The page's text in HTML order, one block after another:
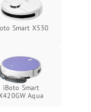
Smart X530
iBoto Smart
Aqua